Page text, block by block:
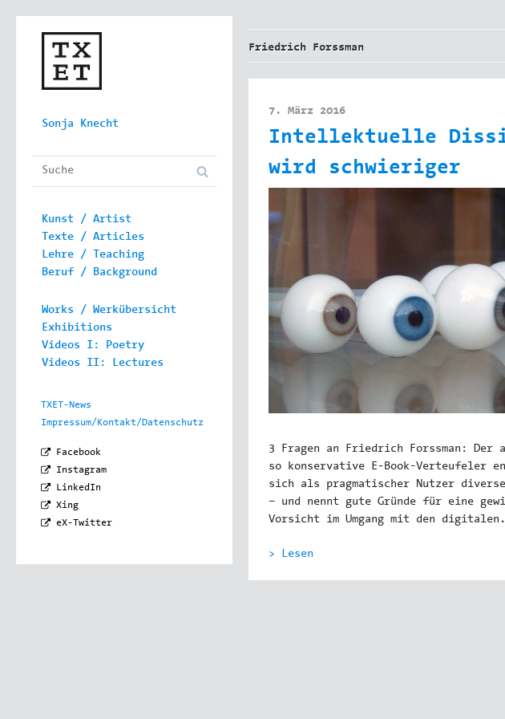
Skip to content
Sonja Knecht
Kunst / Artist
Texte / Articles
Lehre / Teaching
Beruf / Background
Works / Werkübersicht
Exhibitions
Videos I: Poetry
Videos II: Lectures
TXET-News
Impressum/Kontakt/Datenschutz
Facebook
Instagram
LinkedIn
Xing
eX-Twitter
Friedrich Forssman
7. März 2016
Intellektuelle
wird schwieriger
3 Fragen an Friedrich Forssman: Der
so konservative E-Book-Verteufeler
sich als pragmatischer Nutzer
– und nennt gute Gründe für eine
Vorsicht im Umgang mit den digitalen.
> Lesen